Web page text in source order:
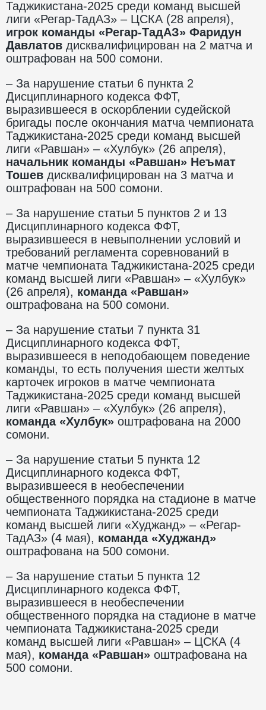
Таджикистана-2025 среди команд высшей
лиги «Регар-ТадАЗ» – ЦСКА (28 апреля),
игрок команды «Регар-ТадАЗ» Фаридун
Давлатов дисквалифицирован на 2 матча и
оштрафован на 500 сомони.
– За нарушение статьи 6 пункта 2
Дисциплинарного кодекса ФФТ,
выразившееся в оскорблении судейской
бригады после окончания матча чемпионата
Таджикистана-2025 среди команд высшей
лиги «Равшан» – «Хулбук» (26 апреля),
начальник команды «Равшан» Неъмат
Тошев дисквалифицирован на 3 матча и
оштрафован на 500 сомони.
– За нарушение статьи 5 пунктов 2 и 13
Дисциплинарного кодекса ФФТ,
выразившееся в невыполнении условий и
требований регламента соревнований в
матче чемпионата Таджикистана-2025 среди
команд высшей лиги «Равшан» – «Хулбук»
(26 апреля), команда «Равшан»
оштрафована на 500 сомони.
– За нарушение статьи 7 пункта 31
Дисциплинарного кодекса ФФТ,
выразившееся в неподобающем поведение
команды, то есть получения шести желтых
карточек игроков в матче чемпионата
Таджикистана-2025 среди команд высшей
лиги «Равшан» – «Хулбук» (26 апреля),
команда «Хулбук» оштрафована на 2000
сомони.
– За нарушение статьи 5 пункта 12
Дисциплинарного кодекса ФФТ,
выразившееся в необеспечении
общественного порядка на стадионе в матче
чемпионата Таджикистана-2025 среди
команд высшей лиги «Худжанд» – «Регар-
ТадАЗ» (4 мая), команда «Худжанд»
оштрафована на 500 сомони.
– За нарушение статьи 5 пункта 12
Дисциплинарного кодекса ФФТ,
выразившееся в необеспечении
общественного порядка на стадионе в матче
чемпионата Таджикистана-2025 среди
команд высшей лиги «Равшан» – ЦСКА (4
мая), команда «Равшан» оштрафована на
500 сомони.